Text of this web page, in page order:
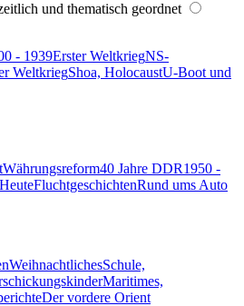
und thematisch geordnet
- 1939Erster WeltkriegNS-
WeltkriegShoa, HolocaustU-Boot und
Währungsreform40 Jahre DDR1950 -
FluchtgeschichtenRund ums Auto
WeihnachtlichesSchule,
Maritimes,
Der vordere Orient